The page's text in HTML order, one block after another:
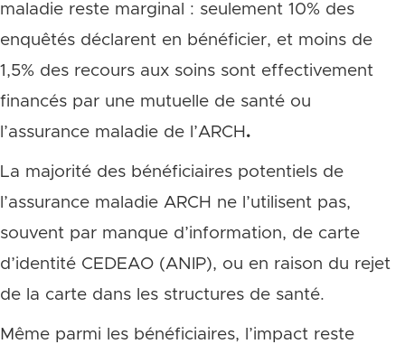
maladie reste marginal : seulement 10% des
enquêtés déclarent en bénéficier, et moins de
1,5% des recours aux soins sont effectivement
financés par une mutuelle de santé ou
l’assurance maladie de l’ARCH .
La majorité des bénéficiaires potentiels de
l’assurance maladie ARCH ne l’utilisent pas,
souvent par manque d’information, de carte
d’identité CEDEAO (ANIP), ou en raison du rejet
de la carte dans les structures de santé.
Même parmi les bénéficiaires, l’impact reste